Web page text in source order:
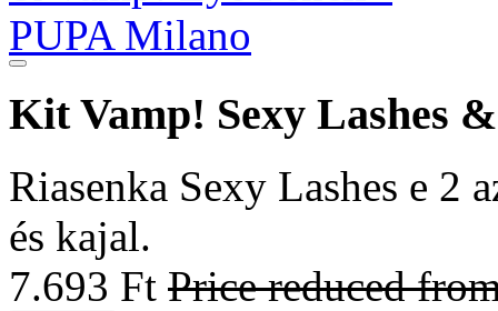
Kit Vamp! Sexy Lashes
Riasenka Sexy Lashes e 2
és kajal.
7.693 Ft Price reduced